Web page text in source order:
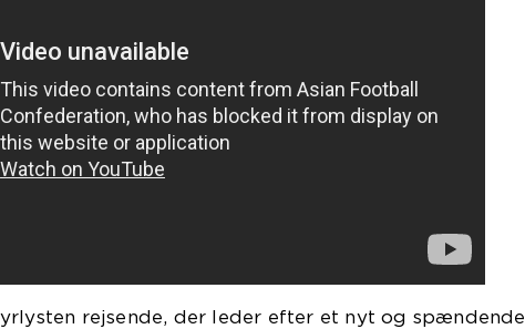
rejsende, der leder efter et nyt og spændende